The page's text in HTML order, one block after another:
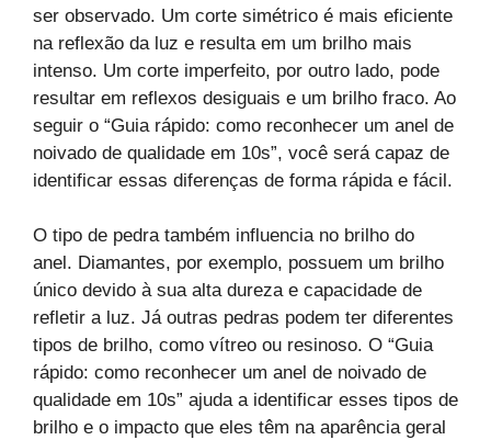
ser observado. Um corte simétrico é mais eficiente
na reflexão da luz e resulta em um brilho mais
intenso. Um corte imperfeito, por outro lado, pode
resultar em reflexos desiguais e um brilho fraco. Ao
seguir o “Guia rápido: como reconhecer um anel de
noivado de qualidade em 10s”, você será capaz de
identificar essas diferenças de forma rápida e fácil.
O tipo de pedra também influencia no brilho do
anel. Diamantes, por exemplo, possuem um brilho
único devido à sua alta dureza e capacidade de
refletir a luz. Já outras pedras podem ter diferentes
tipos de brilho, como vítreo ou resinoso. O “Guia
rápido: como reconhecer um anel de noivado de
qualidade em 10s” ajuda a identificar esses tipos de
brilho e o impacto que eles têm na aparência geral